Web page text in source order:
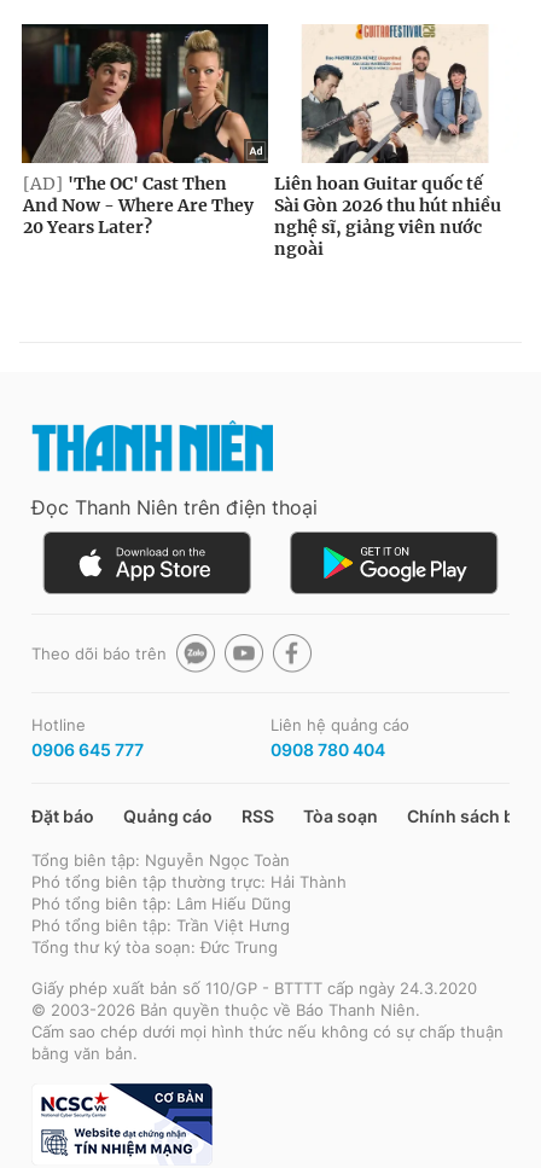
Đọc Thanh Niên trên điện thoại
Theo dõi báo trên
Hotline
0906 645 777
Liên hệ quảng cáo
0908 780 404
Đặt báo Quảng cáo RSS Tòa soạn Chính sách bảo
Tổng biên tập: Nguyễn Ngọc Toàn
Phó tổng biên tập thường trực: Hải Thành
Phó tổng biên tập: Lâm Hiếu Dũng
Phó tổng biên tập: Trần Việt Hưng
Tổng thư ký tòa soạn: Đức Trung
Giấy phép xuất bản số 110/GP - BTTTT cấp ngày 24.3.2020
© 2003-2026 Bản quyền thuộc về Báo Thanh Niên.
Cấm sao chép dưới mọi hình thức nếu không có sự chấp thuận
bằng văn bản.